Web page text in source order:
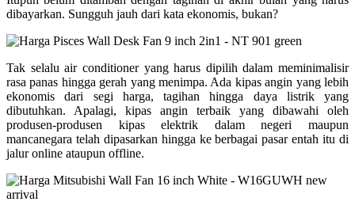
dibayarkan. Sungguh jauh dari kata ekonomis, bukan?
Tak selalu air conditioner yang harus dipilih dalam meminimalisir
rasa panas hingga gerah yang menimpa. Ada kipas angin yang lebih
ekonomis dari segi harga, tagihan hingga daya listrik yang
dibutuhkan. Apalagi, kipas angin terbaik yang dibawahi oleh
produsen-produsen kipas elektrik dalam negeri maupun
mancanegara telah dipasarkan hingga ke berbagai pasar entah itu di
jalur online ataupun offline.